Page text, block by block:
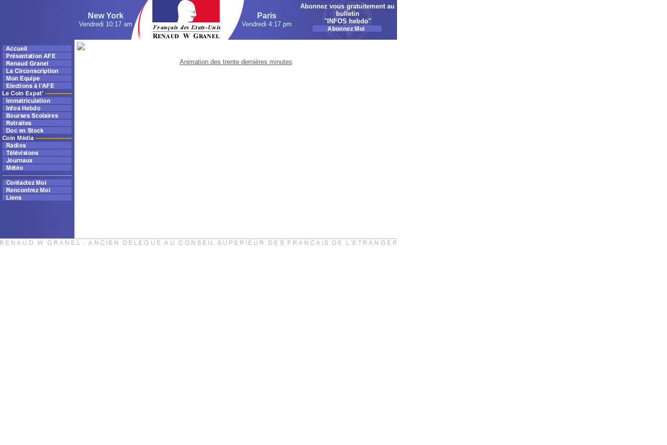
New York
Vendredi 10:17 am
Paris
Vendredi 4:17 pm
Abonnez vous gratuitement au
bulletin
"INFOS hebdo"
Animation des trente dernières minutes